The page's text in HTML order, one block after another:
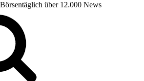
über 12.000 News